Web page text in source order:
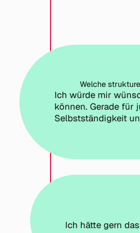
Welche
Ich würde mir
können. Gerade für
Selbstständigkeit
Ich hätte gern das